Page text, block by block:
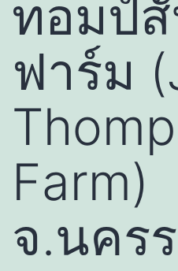
ทอมป์
ฟาร์ม
Farm)
จ.นคร